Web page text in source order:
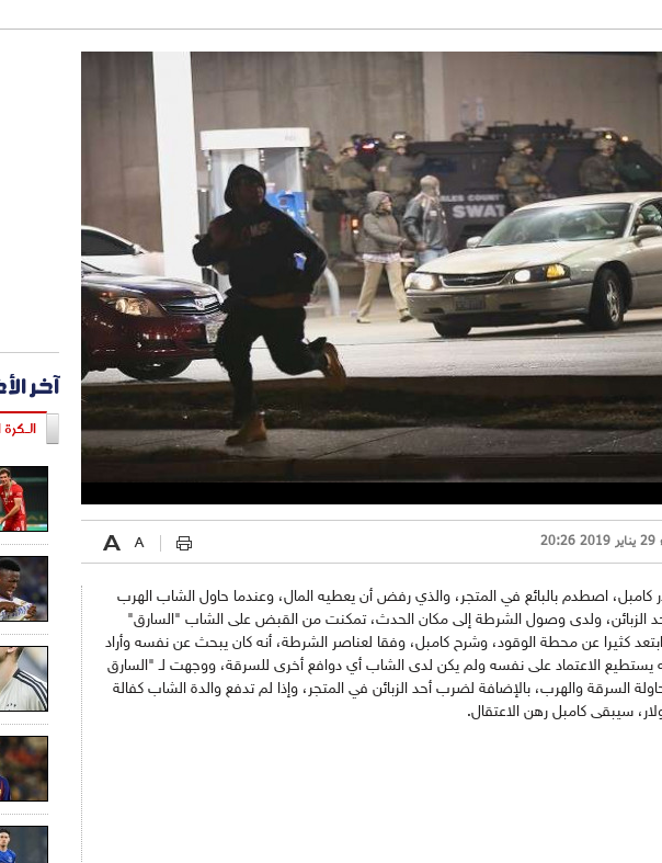
اصطدم بالبائع في المتجر، والذي رفض أن يعطيه المال، وعندما حاول الشاب الهرب
الزبائن، ولدى وصول الشرطة إلى مكان الحدث، تمكنت من القبض على الشاب "السارق"
كثيرا عن محطة الوقود، وشرح كامبل، وفقا لعناصر الشرطة، أنه كان يبحث عن نفسه وأراد
يستطيع الاعتماد على نفسه ولم يكن لدى الشاب أي دوافع أخرى للسرقة، ووجهت لـ "السارق
السرقة والهرب، بالإضافة لضرب أحد الزبائن في المتجر، وإذا لم تدفع والدة الشاب كفالة
آخر
الـكرة